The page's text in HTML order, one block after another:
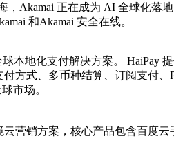
Akamai 正在成为 AI 全球化落
和Akamai 安全在线。
地化支付解决方案。 HaiPay
方式、多币种结算、订阅支付
市场。
营销方案，核心产品包含百度